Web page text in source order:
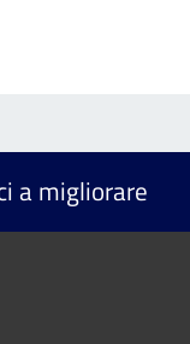
a migliorare